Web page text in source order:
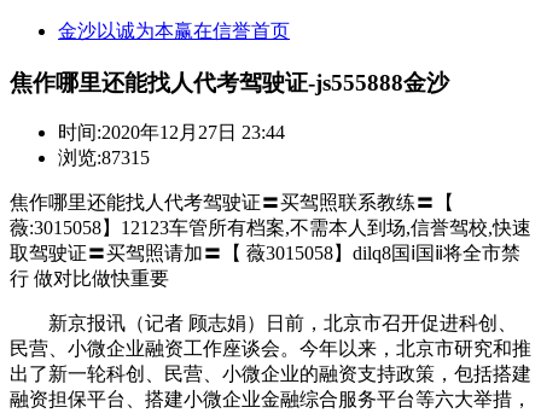
金沙以诚为本赢在信誉首页
焦作哪里还能找人代考驾驶证-js555888金沙
时间:2020年12月27日 23:44
浏览:87315
焦作哪里还能找人代考驾驶证〓买驾照联系教练〓【
薇:3015058】12123车管所有档案,不需本人到场,信誉驾校,快速
取驾驶证〓买驾照请加〓【 薇3015058】dilq8国ⅰ国ⅱ将全市禁
行 做对比做快重要
新京报讯（记者 顾志娟）日前，北京市召开促进科创、
民营、小微企业融资工作座谈会。今年以来，北京市研究和推
出了新一轮科创、民营、小微企业的融资支持政策，包括搭建
融资担保平台、搭建小微企业金融综合服务平台等六大举措，